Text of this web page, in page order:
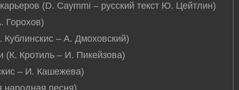
(D. Caymmi – русский текст Ю. Цейтлин)
Горохов)
Кублинскис – А. Дмоховский)
(К. Кротиль – И. Пикейзова)
– И. Кашежева)
народная песня)